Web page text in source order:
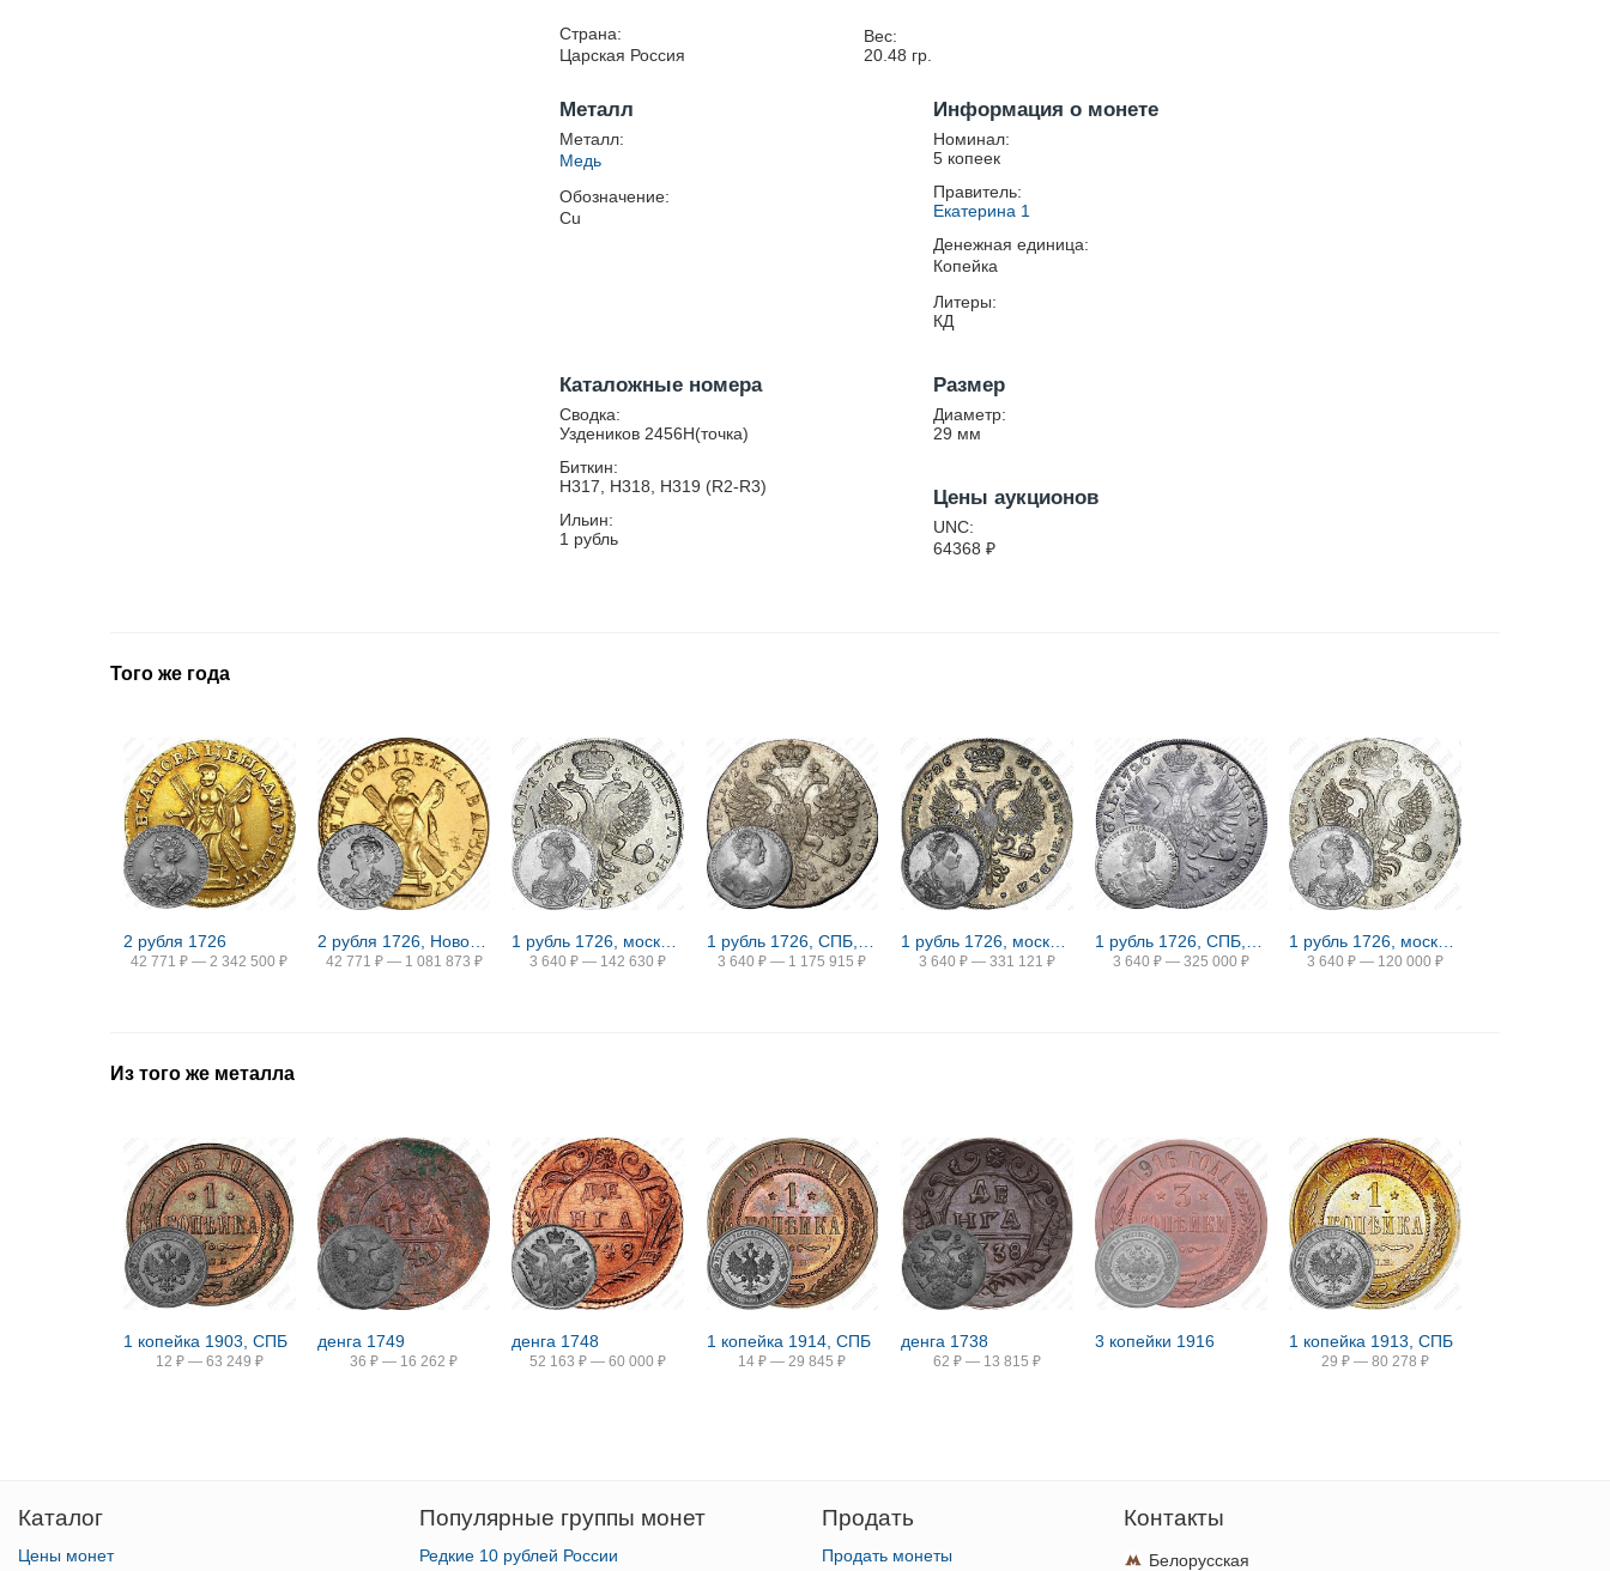
Страна:
Царская Россия
Вес:
20.48 гр.
Металл
Металл:
Медь
Обозначение:
Cu
Информация о монете
Номинал:
5 копеек
Правитель:
Екатерина 1
Денежная единица:
Копейка
Литеры:
КД
Каталожные номера
Сводка:
Уздеников 2456Н(точка)
Биткин:
Н317, Н318, Н319 (R2-R3)
Ильин:
1 рубль
Размер
Диаметр:
29 мм
Цены аукционов
UNC:
64368 ₽
Того же года
2 рубля 1726
42 771 ₽ — 2 342 500 ₽ 42 771 ₽ — 1 081 873 ₽ 3 640 ₽ — 142 630 ₽ 3 640 ₽ — 1 175 915 ₽
1 рубль 1726, московский тип, портрет вправо
3 640 ₽ — 331 121 ₽ 3 640 ₽ — 325 000 ₽ 3 640 ₽ — 120 000 ₽
Из того же металла
1 копейка 1903, СПБ
12 ₽ — 63 249 ₽
денга 1749
36 ₽ — 16 262 ₽
денга 1748
52 163 ₽ — 60 000 ₽
1 копейка 1914, СПБ
14 ₽ — 29 845 ₽
денга 1738
62 ₽ — 13 815 ₽
3 копейки 1916 1 копейка 1913, СПБ
29 ₽ — 80 278 ₽
Каталог
Цены монет
Популярные группы монет
Редкие 10 рублей России
Продать
Продать монеты
Контакты
Белорусская